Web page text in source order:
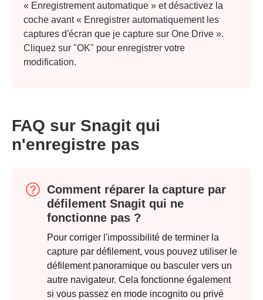
« Enregistrement automatique » et désactivez la
coche avant « Enregistrer automatiquement les
captures d'écran que je capture sur One Drive ».
Cliquez sur "OK" pour enregistrer votre
modification.
FAQ sur Snagit qui
n'enregistre pas
Comment réparer la capture par
défilement Snagit qui ne
fonctionne pas ?
Pour corriger l'impossibilité de terminer la
capture par défilement, vous pouvez utiliser le
défilement panoramique ou basculer vers un
autre navigateur. Cela fonctionne également
si vous passez en mode incognito ou privé